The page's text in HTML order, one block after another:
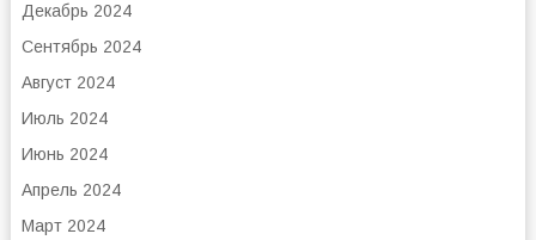
Декабрь 2024
Сентябрь 2024
Август 2024
Июль 2024
Июнь 2024
Апрель 2024
Март 2024